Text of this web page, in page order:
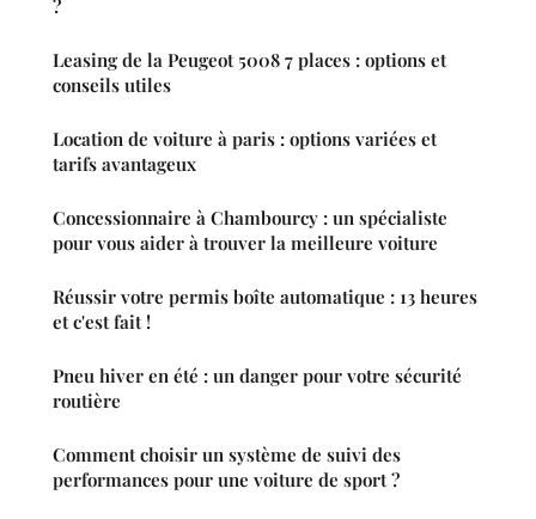
?
Leasing de la Peugeot 5008 7 places : options et
conseils utiles
Location de voiture à paris : options variées et
tarifs avantageux
Concessionnaire à Chambourcy : un spécialiste
pour vous aider à trouver la meilleure voiture
Réussir votre permis boîte automatique : 13 heures
et c'est fait !
Pneu hiver en été : un danger pour votre sécurité
routière
Comment choisir un système de suivi des
performances pour une voiture de sport ?